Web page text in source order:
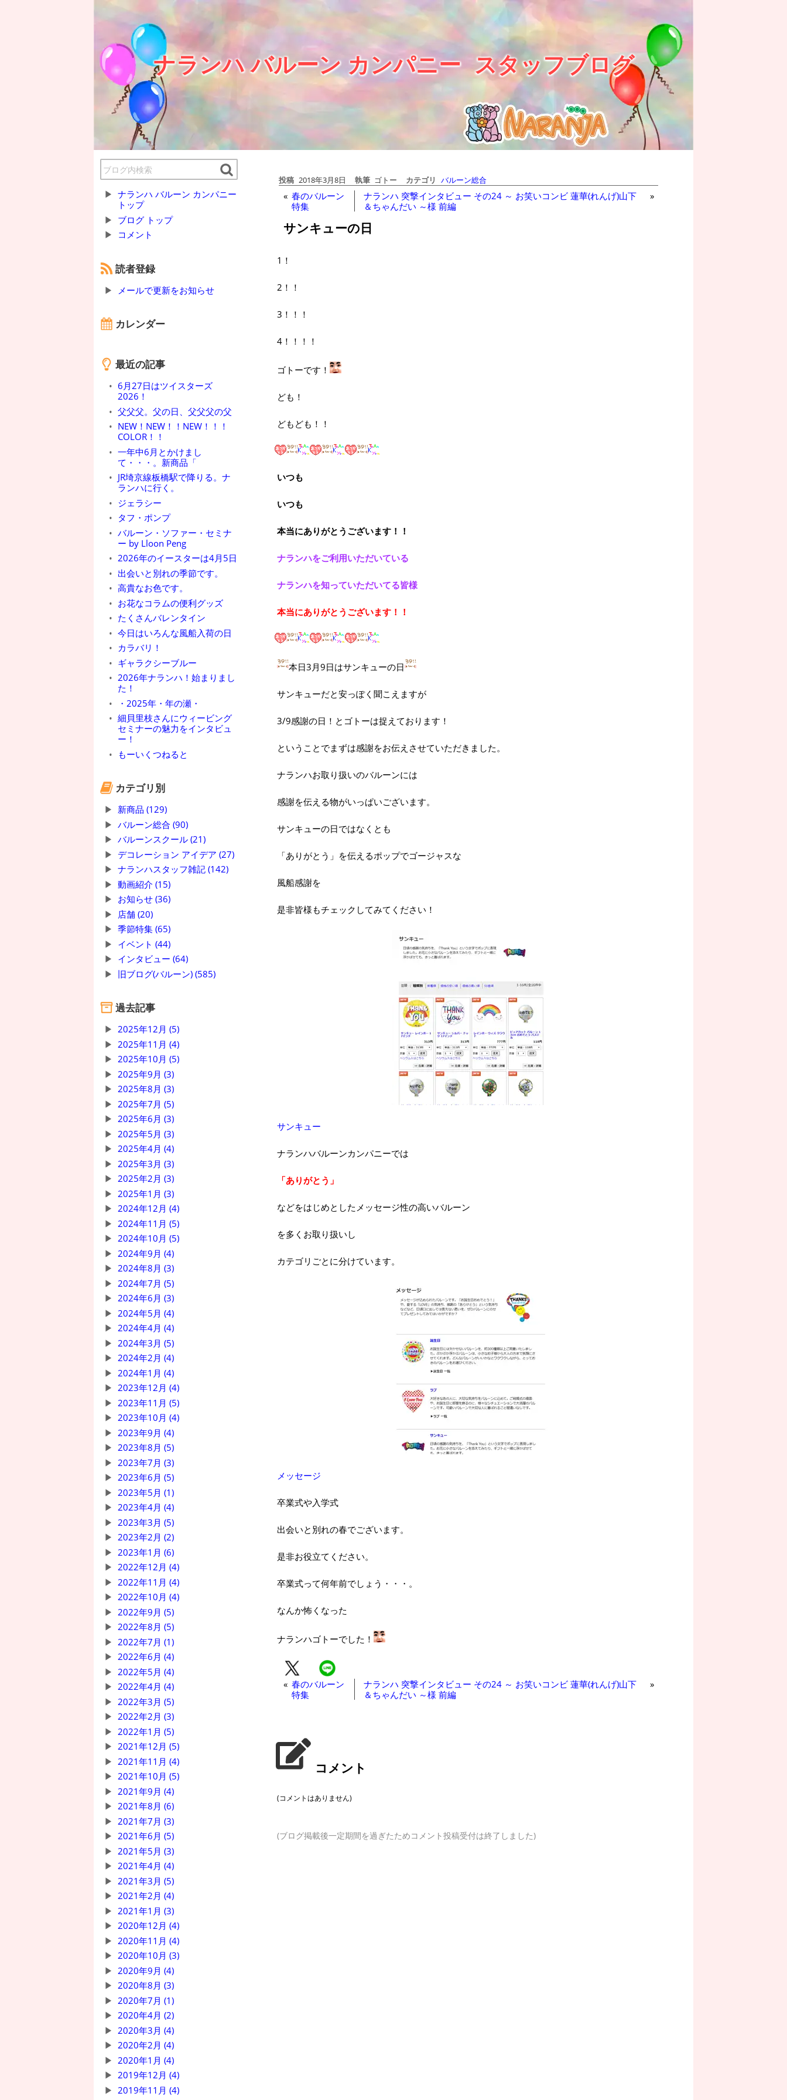
ナランハ バルーン カンパニー スタッフブログ
ナランハ バルーン カンパニー
トップ
ブログ トップ
コメント
読者登録
メールで更新をお知らせ
カレンダー
最近の記事
6月27日はツイスターズ
2026！
父父父。父の日、父父父の父
NEW！NEW！！NEW！！！
COLOR！！
一年中6月とかけまし
て・・・。新商品「
JR埼京線板橋駅で降りる。ナ
ランハに行く。
ジェラシー
タフ・ポンプ
バルーン・ソファー・セミナ
ー by Lloon Peng
2026年のイースターは4月5日
出会いと別れの季節です。
高貴なお色です。
お花なコラムの便利グッズ
たくさんバレンタイン
今日はいろんな風船入荷の日
カラバリ！
ギャラクシーブルー
2026年ナランハ！始まりまし
た！
・2025年・年の瀬・
細貝里枝さんにウィービング
セミナーの魅力をインタビュ
ー！
もーいくつねると
カテゴリ別
新商品 (129)
バルーン総合 (90)
バルーンスクール (21)
デコレーション アイデア (27)
ナランハスタッフ雑記 (142)
動画紹介 (15)
お知らせ (36)
店舗 (20)
季節特集 (65)
イベント (44)
インタビュー (64)
旧ブログ(バルーン) (585)
過去記事
2025年12月 (5)
2025年11月 (4)
2025年10月 (5)
2025年9月 (3)
2025年8月 (3)
2025年7月 (5)
2025年6月 (3)
2025年5月 (3)
2025年4月 (4)
2025年3月 (3)
2025年2月 (3)
2025年1月 (3)
2024年12月 (4)
2024年11月 (5)
2024年10月 (5)
2024年9月 (4)
2024年8月 (3)
2024年7月 (5)
2024年6月 (3)
2024年5月 (4)
2024年4月 (4)
2024年3月 (5)
2024年2月 (4)
2024年1月 (4)
2023年12月 (4)
2023年11月 (5)
2023年10月 (4)
2023年9月 (4)
2023年8月 (5)
2023年7月 (3)
2023年6月 (5)
2023年5月 (1)
2023年4月 (4)
2023年3月 (5)
2023年2月 (2)
2023年1月 (6)
2022年12月 (4)
2022年11月 (4)
2022年10月 (4)
2022年9月 (5)
2022年8月 (5)
2022年7月 (1)
2022年6月 (4)
2022年5月 (4)
2022年4月 (4)
2022年3月 (5)
2022年2月 (3)
2022年1月 (5)
2021年12月 (5)
2021年11月 (4)
2021年10月 (5)
2021年9月 (4)
2021年8月 (6)
2021年7月 (3)
2021年6月 (5)
2021年5月 (3)
2021年4月 (4)
2021年3月 (5)
2021年2月 (4)
2021年1月 (3)
2020年12月 (4)
2020年11月 (4)
2020年10月 (3)
2020年9月 (4)
2020年8月 (3)
2020年7月 (1)
2020年4月 (2)
2020年3月 (4)
2020年2月 (4)
2020年1月 (4)
2019年12月 (4)
2019年11月 (4)
投稿 2018年3月8日 執筆 ゴトー カテゴリ バルーン総合
« 春のバルーン
特集
ナランハ 突撃インタビュー その24 ～ お笑いコンビ 蓮華(れんげ)山下
＆ちゃんだい ～様 前編
»
サンキューの日
1！
2！！
3！！！
4！！！！
ゴトーです！
ども！
どもども！！
いつも
いつも
本当にありがとうございます！！
ナランハをご利用いただいている
ナランハを知っていただいてる皆様
本当にありがとうございます！！
本日3月9日はサンキューの日
サンキューだと安っぽく聞こえますが
3/9感謝の日！とゴトーは捉えております！
ということでまずは感謝をお伝えさせていただきました。
ナランハお取り扱いのバルーンには
感謝を伝える物がいっぱいございます。
サンキューの日ではなくとも
「ありがとう」を伝えるポップでゴージャスな
風船感謝を
是非皆様もチェックしてみてください！
サンキュー
ナランハバルーンカンパニーでは
「ありがとう」
などをはじめとしたメッセージ性の高いバルーン
を多くお取り扱いし
カテゴリごとに分けています。
メッセージ
卒業式や入学式
出会いと別れの春でございます。
是非お役立てください。
卒業式って何年前でしょう・・・。
なんか怖くなった
ナランハゴトーでした！
« 春のバルーン
特集
ナランハ 突撃インタビュー その24 ～ お笑いコンビ 蓮華(れんげ)山下
＆ちゃんだい ～様 前編
»
コメント
(コメントはありません)
(ブログ掲載後一定期間を過ぎたためコメント投稿受付は終了しました)